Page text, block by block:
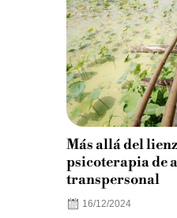
Más allá del
psicoterapia de
transpersonal
16/12/2024